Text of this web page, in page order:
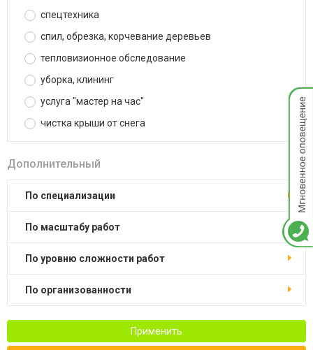
спецтехника
спил, обрезка, корчевание деревьев
тепловизионное обследование
уборка, клининг
услуга "мастер на час"
чистка крыши от снега
Дополнительный
по специализации
по масштабу работ
по уровню сложности работ
по организованности
Применить